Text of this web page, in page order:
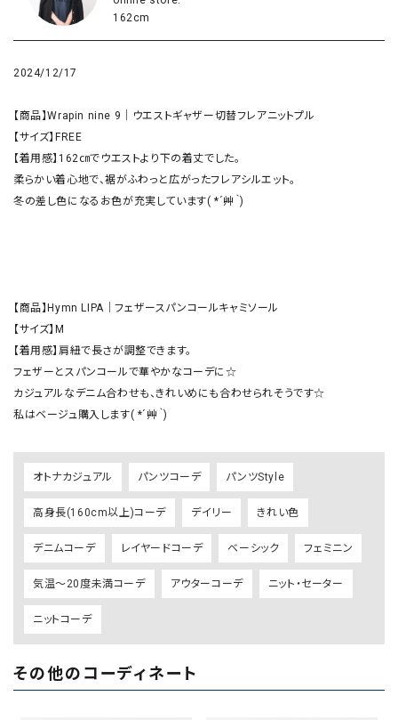
162cm
2024/12/17
【商品】Wrapin nine 9｜ウエストギャザー切替フレアニットプル
【サイズ】FREE
【着用感】162㎝でウエストより下の着丈でした。
柔らかい着心地で、裾がふわっと広がったフレアシルエット。
冬の差し色になるお色が充実しています( *´艸｀)
【商品】Hymn LIPA｜フェザースパンコールキャミソール
【サイズ】M
【着用感】肩紐で長さが調整できます。
フェザーとスパンコールで華やかなコーデに☆
カジュアルなデニム合わせも、きれいめにも合わせられそうです☆
オトナカジュアル パンツコーデ パンツStyle
高身長(160cm以上)コーデ デイリー きれい色
デニムコーデ レイヤードコーデ ベーシック フェミニン
気温～20度未満コーデ アウターコーデ ニット・セーター
ニットコーデ
その他のコーディネート